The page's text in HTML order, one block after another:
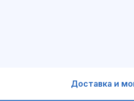
Доставка и